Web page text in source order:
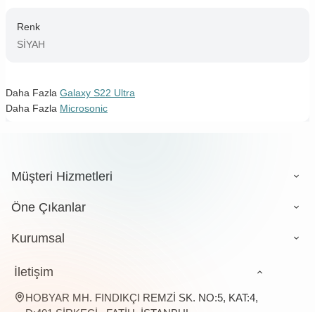
Renk
SİYAH
Daha Fazla Galaxy S22 Ultra
Daha Fazla Microsonic
Müşteri Hizmetleri
Öne Çıkanlar
Kurumsal
İletişim
HOBYAR MH. FINDIKÇI REMZİ SK. NO:5, KAT:4,